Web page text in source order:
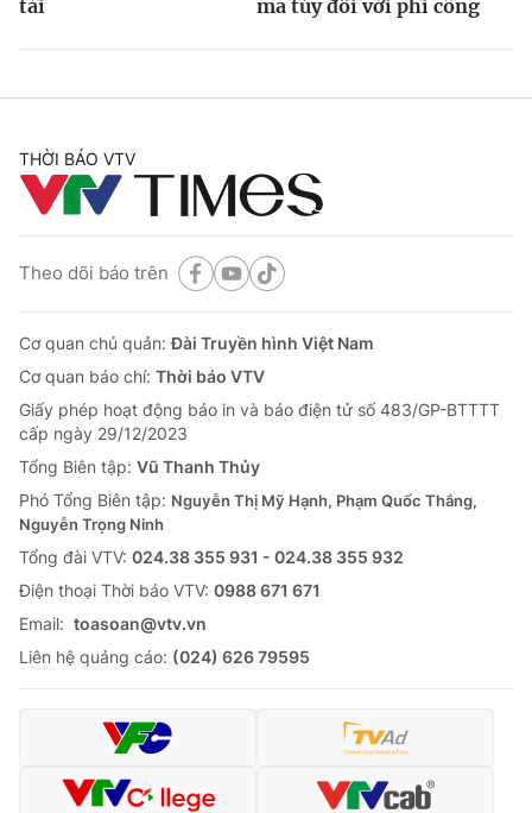
tải
ma túy đối với phi công
THỜI BÁO VTV
Theo dõi báo trên
Cơ quan chủ quản:Đài Truyền hình Việt Nam
Cơ quan báo chí: Thời báo VTV
Giấy phép hoạt động báo in và báo điện tử số 483/GP-BTTTT
cấp ngày 29/12/2023
Tổng Biên tập: Vũ Thanh Thủy
Phó Tổng Biên tập: Nguyễn Thị Mỹ Hạnh, Phạm Quốc Thắng,
Nguyễn Trọng Ninh
Tổng đài VTV: 024.38 355 931 - 024.38 355 932
Ðiện thoại Thời báo VTV: 0988 671 671
Email: toasoan@vtv.vn
Liên hệ quảng cáo: (024) 626 79595